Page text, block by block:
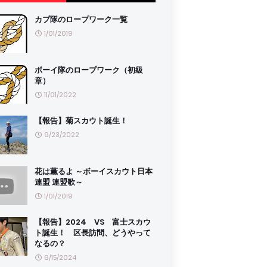
カブ隊のロープワーク一覧
1/01/2019
ボーイ隊のロープワーク（初級
章）
11/01/2022
【報告】菊スカウト誕生！
9/23/2022
花は薫るよ ～ボーイスカウト日本
連盟 連盟歌～
1/01/2019
【報告】2024 VS 富士スカウ
ト誕生！ 区長訪問、どうやって
なるの？
6/15/2024